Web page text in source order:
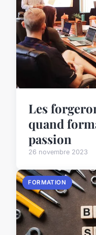
Les
quand
passion
26 novembre 2023
FORMATION